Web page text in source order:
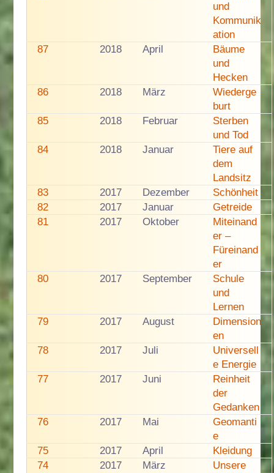
und
Kommunik
ation
87
2018 April
Bäume
und
Hecken
86
2018 März
Wiederge
burt
85
2018 Februar
Sterben
und Tod
84
2018 Januar
Tiere auf
dem
Landsitz
83
2017 Dezember
Schönheit
82
2017 Januar
Getreide
81
2017 Oktober
Miteinand
er –
Füreinand
er
80
2017 September
Schule
und
Lernen
79
2017 August
Dimension
en
78
2017 Juli
Universell
e Energie
77
2017 Juni
Reinheit
der
Gedanken
76
2017 Mai
Geomanti
e
75
2017 April
Kleidung
74
2017 März Unsere